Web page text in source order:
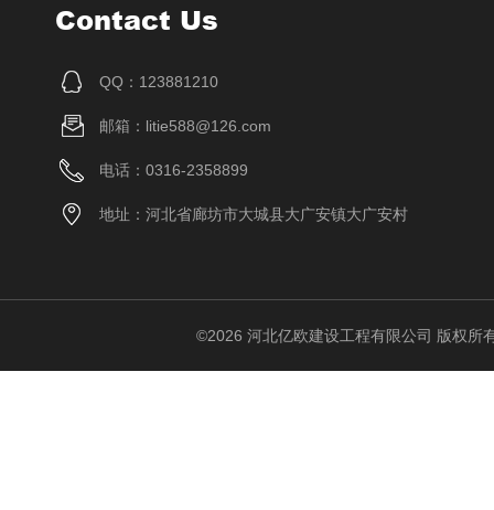
Contact Us
QQ：123881210
邮箱：litie588@126.com
电话：0316-2358899
地址：河北省廊坊市大城县大广安镇大广安村
©2026 河北亿欧建设工程有限公司 版权